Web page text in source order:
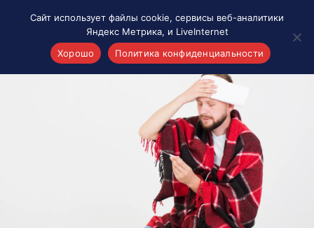
Материалы о Рязани и области
Сайт использует файлы cookie, сервисы веб-аналитики
Яндекс Метрика, и LiveInternet
Хорошо
Политика конфиденциальности